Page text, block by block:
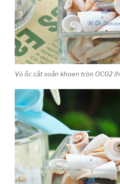
Vỏ ốc cắt xoắn khoen tròn OC02